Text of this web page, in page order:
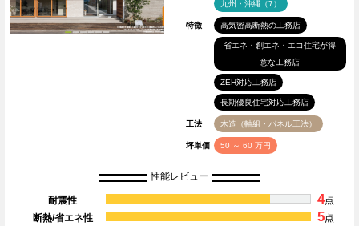
九州・沖縄（7）
特徴 高気密高断熱の工務店
省エネ・創エネ・エコ住宅が得
意な工務店
ZEH対応工務店
長期優良住宅対応工務店
工法 木造（軸組・パネル工法）
坪単価 50 ～ 60 万円
性能レビュー
耐震性 4点
断熱/省エネ性
5点